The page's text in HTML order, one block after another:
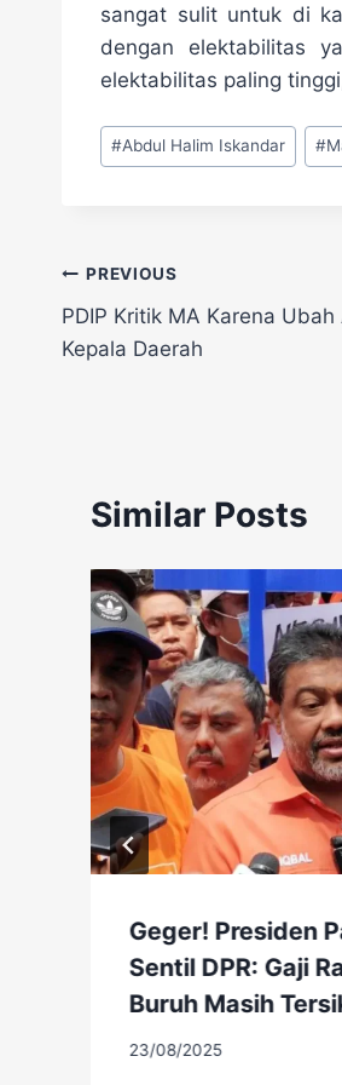
sangat sulit untuk di
dengan elektabilitas
elektabilitas paling
Post
Tags:
#Abdul Halim Iskandar #
Navigasi
pos
PREVIOUS
PDIP Kritik MA Karena
Kepala Daerah
Similar Posts
Geger! Presiden
Sentil DPR: Gaji
Buruh Masih
23/08/2025